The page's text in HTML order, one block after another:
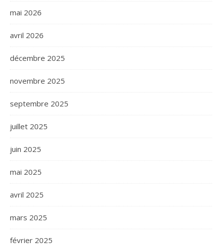
mai 2026
avril 2026
décembre 2025
novembre 2025
septembre 2025
juillet 2025
juin 2025
mai 2025
avril 2025
mars 2025
février 2025